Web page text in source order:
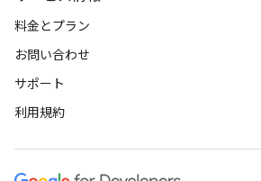
料金とプラン
お問い合わせ
サポート
利用規約